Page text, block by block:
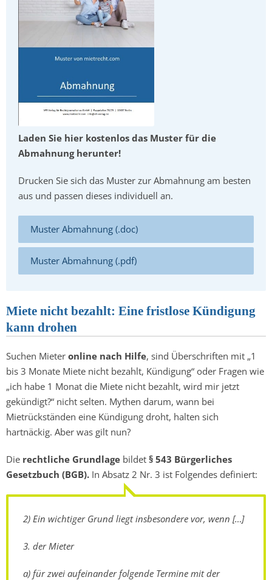
Laden Sie hier kostenlos das Muster für die
Abmahnung herunter!
Drucken Sie sich das Muster zur Abmahnung am besten
aus und passen dieses individuell an.
Muster Abmahnung (.doc)
Muster Abmahnung (.pdf)
Miete nicht bezahlt: Eine fristlose Kündigung
kann drohen
Suchen Mieter online nach Hilfe, sind Überschriften mit „1
bis 3 Monate Miete nicht bezahlt, Kündigung“ oder Fragen wie
„ich habe 1 Monat die Miete nicht bezahlt, wird mir jetzt
gekündigt?“ nicht selten. Mythen darum, wann bei
Mietrückständen eine Kündigung droht, halten sich
hartnäckig. Aber was gilt nun?
Die rechtliche Grundlage bildet § 543 Bürgerliches
Gesetzbuch (BGB). In Absatz 2 Nr. 3 ist Folgendes definiert:
2) Ein wichtiger Grund liegt insbesondere vor, wenn […]
3. der Mieter
a) für zwei aufeinander folgende Termine mit der